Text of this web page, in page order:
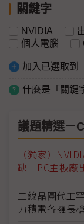
關鍵字
NVIDIA
個人電腦
加入已選取到
什麼是「關鍵
議題精選－
（獨家）
缺 PC主板廠
二線晶圓代工
力積電各擁長槍